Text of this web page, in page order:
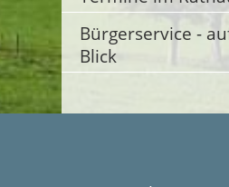
Bürgerservice -
Blick